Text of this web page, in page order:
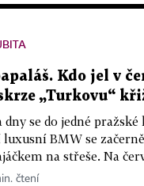
Kdo jel v
„Turkovu“
dny se do jedné
BMW se
na střeše. Na
čtení